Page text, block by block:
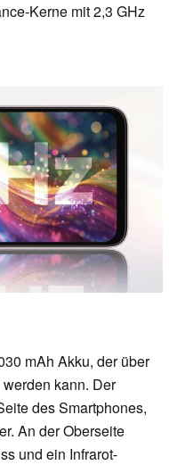
Kerne mit 2,3 GHz
mAh Akku, der über
kann. Der
des Smartphones,
An der Oberseite
und ein Infrarot-